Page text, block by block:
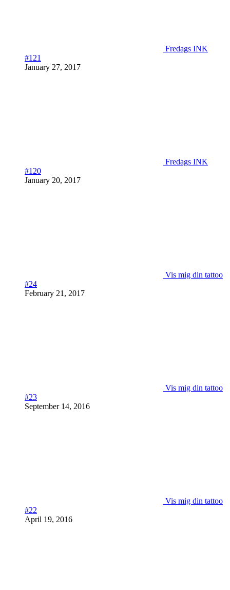
Fredags INK
#121
January 27, 2017
Fredags INK
#120
January 20, 2017
Vis mig din tattoo
#24
February 21, 2017
Vis mig din tattoo
#23
September 14, 2016
Vis mig din tattoo
#22
April 19, 2016